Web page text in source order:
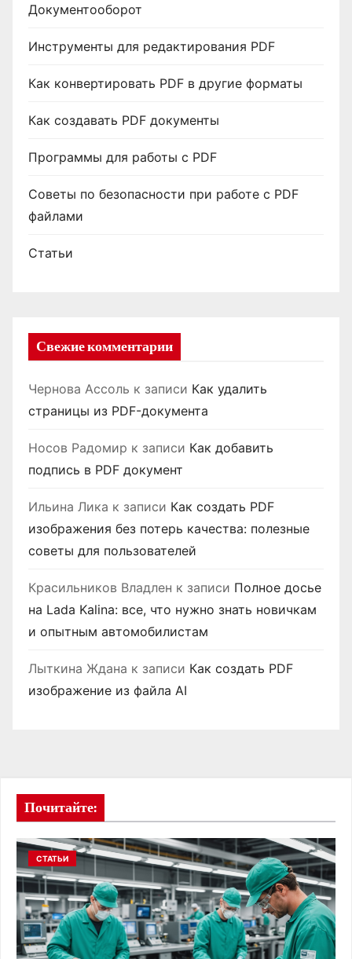
Документооборот
Инструменты для редактирования PDF
Как конвертировать PDF в другие форматы
Как создавать PDF документы
Программы для работы с PDF
Советы по безопасности при работе с PDF
файлами
Статьи
Свежие комментарии
Чернова Ассоль к записи Как удалить
страницы из PDF-документа
Носов Радомир к записи Как добавить
подпись в PDF документ
Ильина Лика к записи Как создать PDF
изображения без потерь качества: полезные
советы для пользователей
Красильников Владлен к записи Полное досье
на Lada Kalina: все, что нужно знать новичкам
и опытным автомобилистам
Лыткина Ждана к записи Как создать PDF
изображение из файла AI
Почитайте:
СТАТЬИ